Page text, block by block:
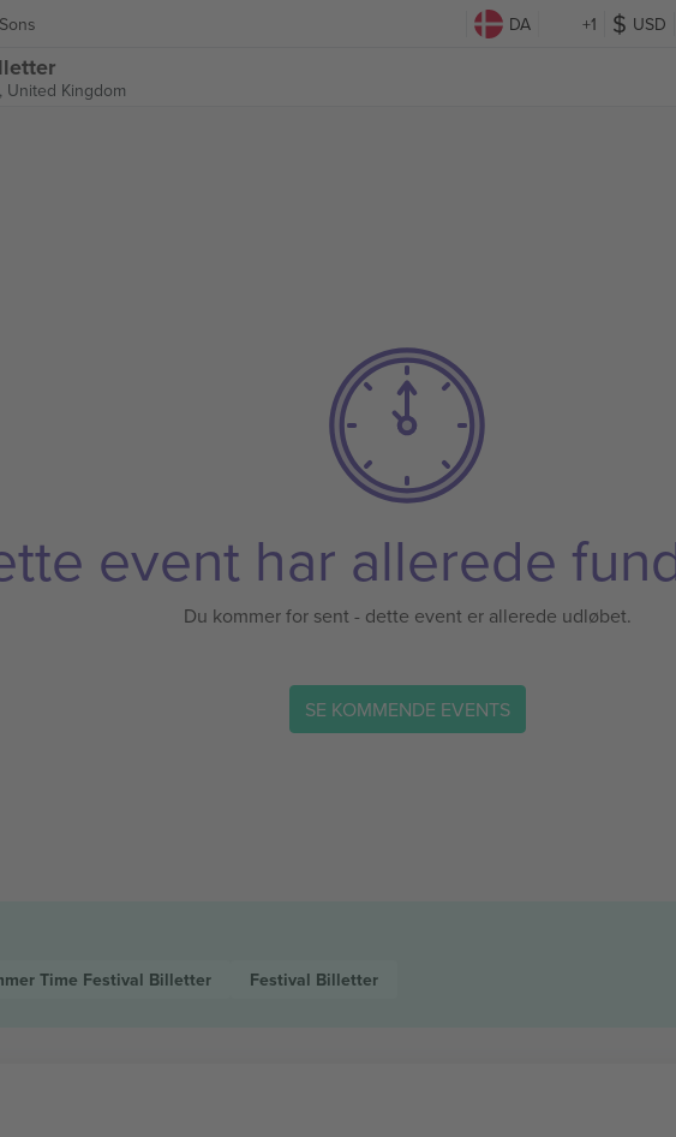
DA +1 USD
United Kingdom
event har allerede
Du kommer for sent - dette event er allerede udløbet.
SE KOMMENDE EVENTS
Time Festival Billetter Festival Billetter